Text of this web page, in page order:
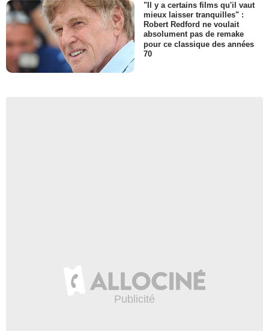
"Il y a certains films qu'il vaut
mieux laisser tranquilles" :
Robert Redford ne voulait
absolument pas de remake
pour ce classique des années
70